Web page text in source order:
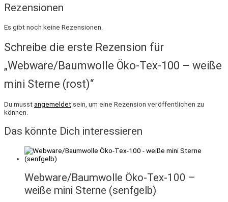
Rezensionen
Es gibt noch keine Rezensionen.
Schreibe die erste Rezension für
„Webware/Baumwolle Öko-Tex-100 – weiße
mini Sterne (rost)“
Du musstangemeldet sein, um eine Rezension veröffentlichen zu
können.
Das könnte Dich interessieren
Webware/Baumwolle Öko-Tex-100 –
weiße mini Sterne (senfgelb)